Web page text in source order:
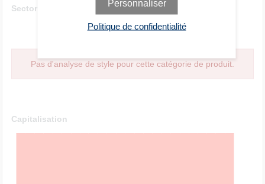
Sectorielle
Pas d'analyse de style pour cette catégorie de produit.
Capitalisation
Personnaliser
Politique de confidentialité